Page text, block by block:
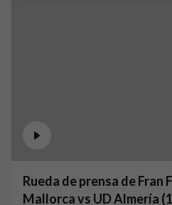
Rueda de prensa de Fran
Mallorca vs UD Almería